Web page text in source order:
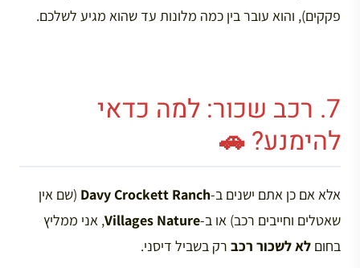
פקקים), והוא עובר בין כמה מלונות עד שהוא מגיע לשלכם.
7. רכב שכור: למה כדאי
להימנע? 🚗
אלא אם כן אתם ישנים ב-Davy Crockett Ranch (שם אין
שאטלים וחייבים רכב) או ב-Villages Nature, אני ממליץ
בחום לא לשכור רכב רק בשביל דיסני.